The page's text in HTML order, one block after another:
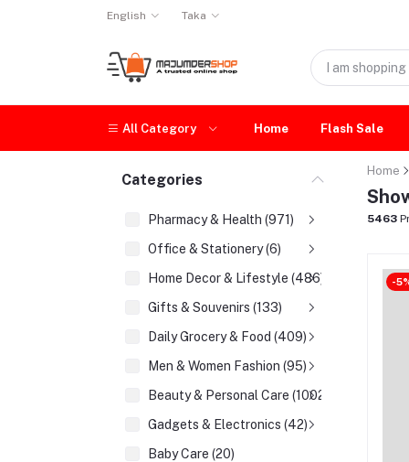
English Taka
All Category Home Flash Sale
Categories
Pharmacy & Health (971)
Office & Stationery (6)
Home Decor & Lifestyle (486)
Gifts & Souvenirs (133)
Daily Grocery & Food (409)
Men & Women Fashion (95)
Beauty & Personal Care (1002)
Gadgets & Electronics (42)
Baby Care (20)
Home
5463
-